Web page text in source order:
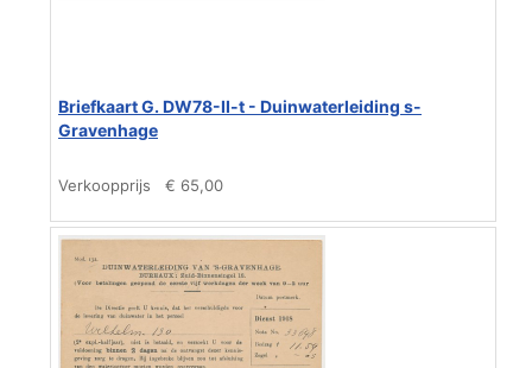
Briefkaart G. DW78-II-t - Duinwaterleiding s-
Gravenhage
Verkoopprijs € 65,00